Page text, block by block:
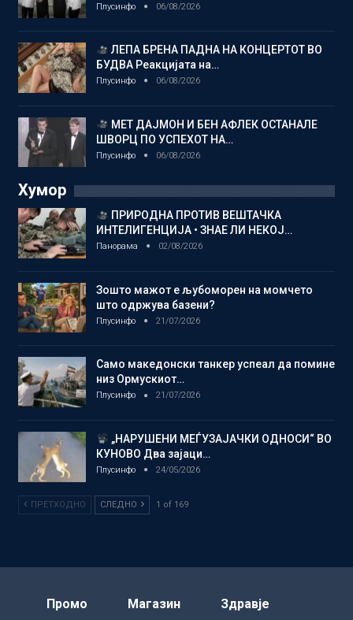
Плусинфо 06/08/2026
ЛЕПА БРЕНА ПАДНА НА КОНЦЕРТОТ ВО
БУДВА Реакцијата на…
Плусинфо 06/08/2026
МЕТ ДАЈМОН И БЕН АФЛЕК ОСТАНАЛЕ
ШВОРЦ ПО УСПЕХОТ НА…
Плусинфо 06/08/2026
Хумор
ПРИРОДНА ПРОТИВ ВЕШТАЧКА
ИНТЕЛИГЕНЦИЈА • ЗНАЕ ЛИ НЕКОЈ…
Панорама 02/08/2026
Зошто мажот е љубоморен на момчето
што одржува базени?
Плусинфо 21/07/2026
Само македонски танкер успеал да помине
низ Ормускиот…
Плусинфо 21/07/2026
„НАРУШЕНИ МЕЃУЗАЈАЧКИ ОДНОСИ“ ВО
КУНОВО Два зајаци…
Плусинфо 24/05/2026
ПРЕТХОДНО СЛЕДНО 1 of 169
Промо Магазин Здравје